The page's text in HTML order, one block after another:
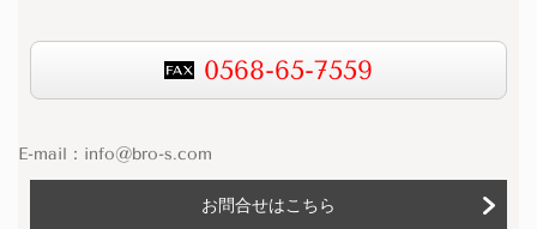
0568-65-7559
E-mail： info@bro-s.com
お問合せはこちら